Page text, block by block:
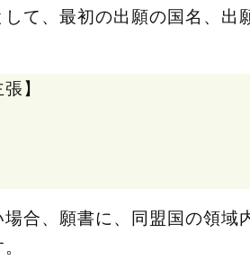
て、最初の出願の国名、出
】
合、願書に、同盟国の領域